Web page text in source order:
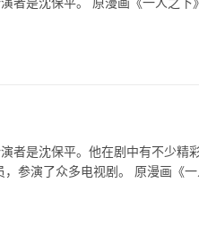
者是沈保平。他在剧中有不少精
，参演了众多电视剧。 原漫画《